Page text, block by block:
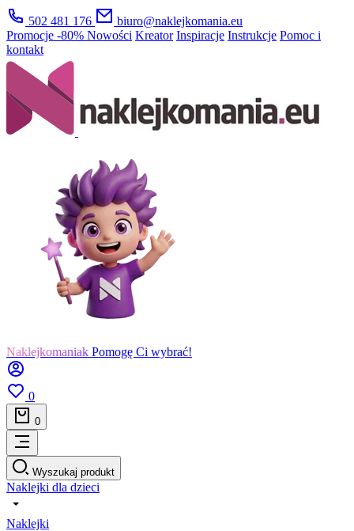
502 481 176
biuro@naklejkomania.eu
Promocje -80% Nowości Kreator Inspiracje Instrukcje Pomoc i
kontakt
Naklejkomaniak Pomogę Ci wybrać!
0
0
Wyszukaj produkt
Naklejki dla dzieci
Naklejki